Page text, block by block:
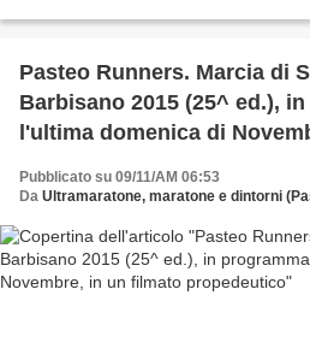
Pasteo Runners. Marcia di
Barbisano 2015 (25^ ed.),
l'ultima domenica di
Pubblicato su 09/11/AM 06:53
Da Ultramaratone, maratone e dintorni